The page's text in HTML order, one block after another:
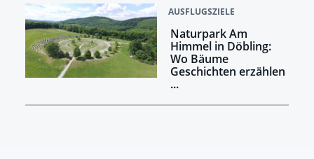
AUSFLUGSZIELE
Naturpark Am
Himmel in Döbling:
Wo Bäume
Geschichten erzählen
...